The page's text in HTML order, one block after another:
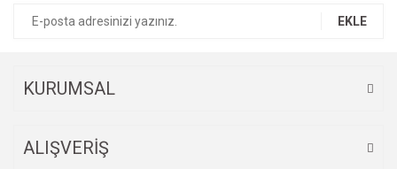
EKLE
KURUMSAL
ALIŞVERİŞ